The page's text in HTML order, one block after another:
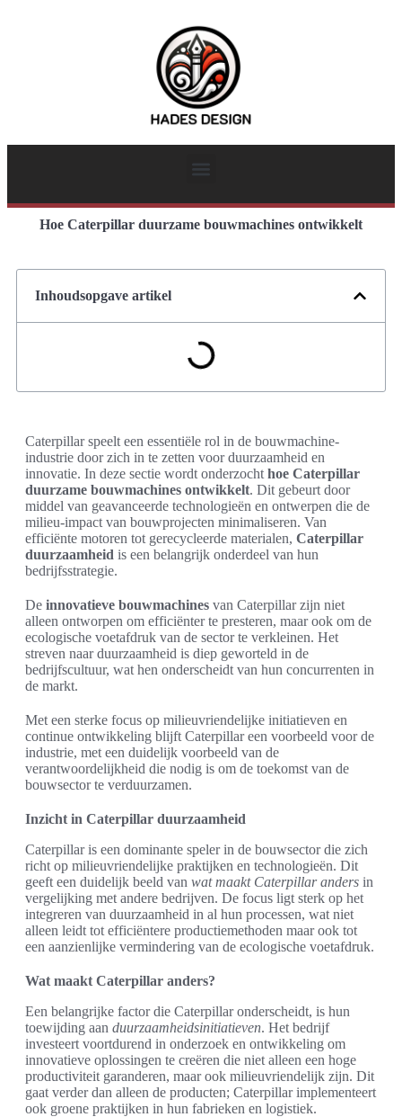
Hoe Caterpillar duurzame bouwmachines ontwikkelt
Inhoudsopgave artikel
Caterpillar speelt een essentiële rol in de bouwmachine-
industrie door zich in te zetten voor duurzaamheid en
innovatie. In deze sectie wordt onderzocht hoe Caterpillar
duurzame bouwmachines ontwikkelt. Dit gebeurt door
middel van geavanceerde technologieën en ontwerpen die de
milieu-impact van bouwprojecten minimaliseren. Van
efficiënte motoren tot gerecycleerde materialen, Caterpillar
duurzaamheid is een belangrijk onderdeel van hun
bedrijfsstrategie.
De innovatieve bouwmachines van Caterpillar zijn niet
alleen ontworpen om efficiënter te presteren, maar ook om de
ecologische voetafdruk van de sector te verkleinen. Het
streven naar duurzaamheid is diep geworteld in de
bedrijfscultuur, wat hen onderscheidt van hun concurrenten in
de markt.
Met een sterke focus op milieuvriendelijke initiatieven en
continue ontwikkeling blijft Caterpillar een voorbeeld voor de
industrie, met een duidelijk voorbeeld van de
verantwoordelijkheid die nodig is om de toekomst van de
bouwsector te verduurzamen.
Inzicht in Caterpillar duurzaamheid
Caterpillar is een dominante speler in de bouwsector die zich
richt op milieuvriendelijke praktijken en technologieën. Dit
geeft een duidelijk beeld van wat maakt Caterpillar anders in
vergelijking met andere bedrijven. De focus ligt sterk op het
integreren van duurzaamheid in al hun processen, wat niet
alleen leidt tot efficiëntere productiemethoden maar ook tot
een aanzienlijke vermindering van de ecologische voetafdruk.
Wat maakt Caterpillar anders?
Een belangrijke factor die Caterpillar onderscheidt, is hun
toewijding aan duurzaamheidsinitiatieven. Het bedrijf
investeert voortdurend in onderzoek en ontwikkeling om
innovatieve oplossingen te creëren die niet alleen een hoge
productiviteit garanderen, maar ook milieuvriendelijk zijn. Dit
gaat verder dan alleen de producten; Caterpillar implementeert
ook groene praktijken in hun fabrieken en logistiek.